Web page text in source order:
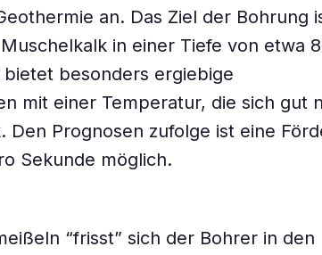
an. Das Ziel der Bohrung
in einer Tiefe von etwa
besonders ergiebige
mit einer Temperatur, die sich gut
Den Prognosen zufolge ist eine
Sekunde möglich.
“frisst” sich der Bohrer in den